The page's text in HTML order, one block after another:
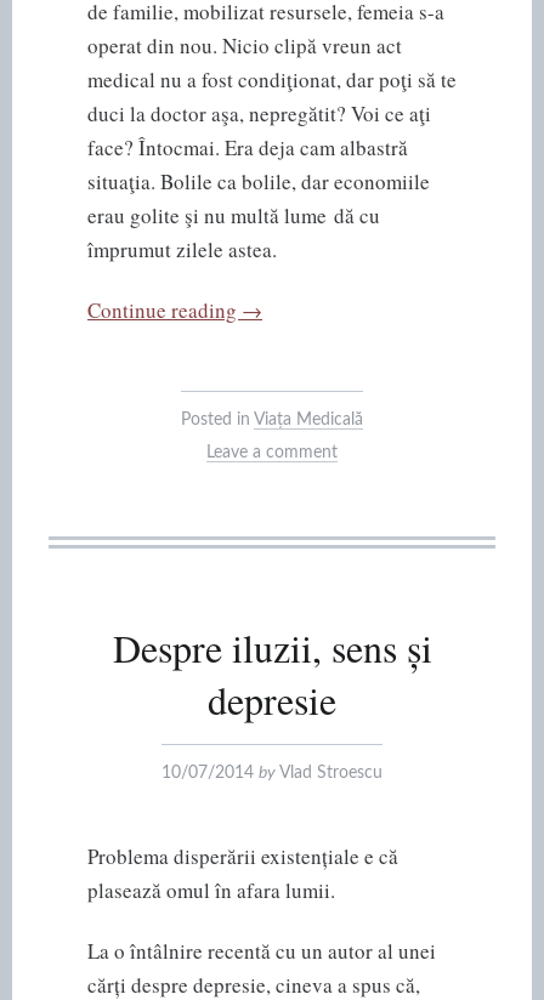
de familie, mobilizat resursele, femeia s-a
operat din nou. Nicio clipă vreun act
medical nu a fost condiţionat, dar poţi să te
duci la doctor aşa, nepregătit? Voi ce aţi
face? Întocmai. Era deja cam albastră
situaţia. Bolile ca bolile, dar economiile
erau golite şi nu multă lume dă cu
împrumut zilele astea.
Continue reading “Cancerul
confort
doi”
→
Posted in Viața Medicală
Leave a comment
Despre iluzii, sens și
depresie
10/07/2014 by Vlad Stroescu
Problema disperării existențiale e că
plasează omul în afara lumii.
La o întâlnire recentă cu un autor al unei
cărți despre depresie, cineva a spus că,